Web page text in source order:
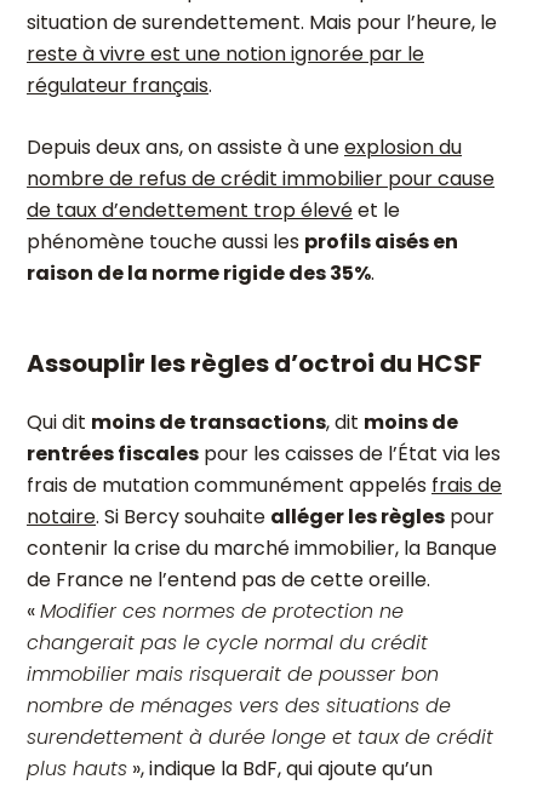
situation de surendettement. Mais pour l’heure, le
reste à vivre est une notion ignorée par le
régulateur français.
Depuis deux ans, on assiste à uneexplosion du
nombre de refus de crédit immobilier pour cause
de taux d’endettement trop élevéet le
phénomène touche aussi les profils aisés en
raison de la norme rigide des 35%.
Assouplir les règles d’octroi du HCSF
Qui dit moins de transactions, dit moins de
rentrées fiscales pour les caisses de l’État via les
frais de mutation communément appelés frais de
notaire. Si Bercy souhaite alléger les règles pour
contenir la crise du marché immobilier, la Banque
de France ne l’entend pas de cette oreille.
«Modifier ces normes de protection ne
changerait pas le cycle normal du crédit
immobilier mais risquerait de pousser bon
nombre de ménages vers des situations de
surendettement à durée longe et taux de crédit
plus hauts », indique la BdF, qui ajoute qu’un